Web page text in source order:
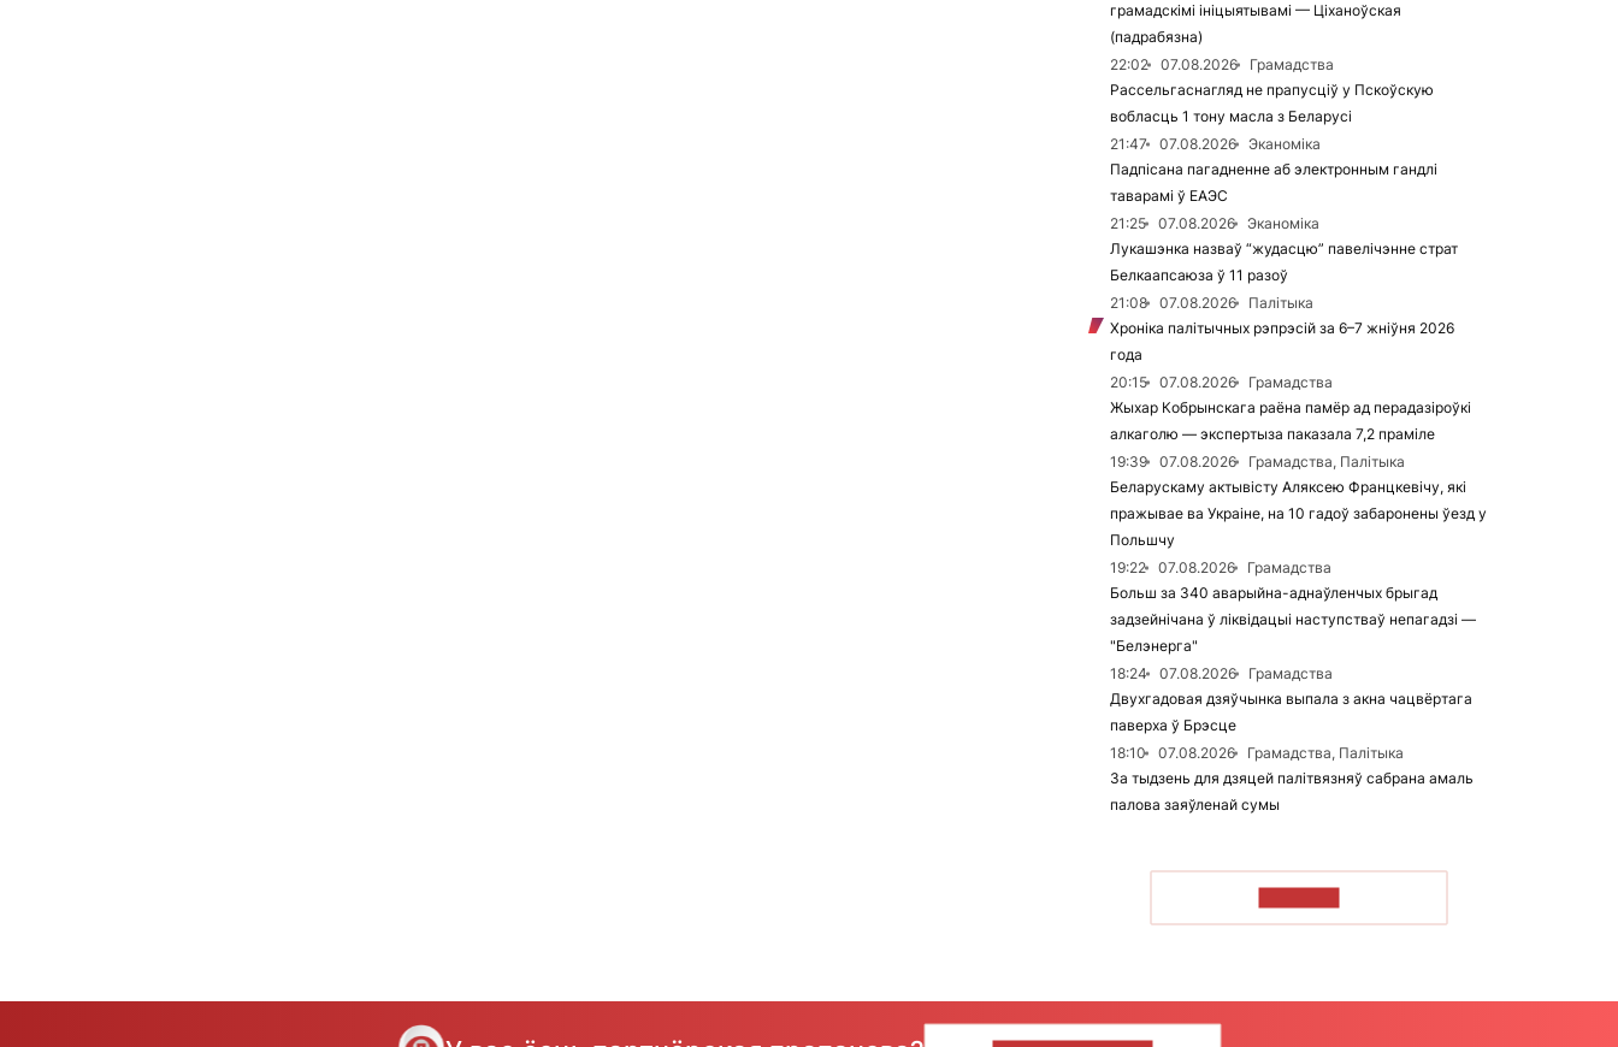
грамадскімі ініцыятывамі — Ціханоўская
(падрабязна)
22:02
07.08.2026
Грамадства
Рассельгаснагляд не прапусціў у Пскоўскую
вобласць 1 тону масла з Беларусі
21:47
07.08.2026
Эканоміка
Падпісана пагадненне аб электронным гандлі
таварамі ў ЕАЭС
21:25
07.08.2026
Эканоміка
Лукашэнка назваў “жудасцю” павелічэнне страт
Белкаапсаюза ў 11 разоў
21:08
07.08.2026
Палітыка
Хроніка палітычных рэпрэсій за 6–7 жніўня 2026
года
20:15
07.08.2026
Грамадства
Жыхар Кобрынскага раёна памёр ад перадазіроўкі
алкаголю — экспертыза паказала 7,2 праміле
19:39
07.08.2026
Грамадства, Палітыка
Беларускаму актывісту Аляксею Францкевічу, які
пражывае ва Украіне, на 10 гадоў забаронены ўезд у
Польшчу
19:22
07.08.2026
Грамадства
Больш за 340 аварыйна-аднаўленчых брыгад
задзейнічана ў ліквідацыі наступстваў непагадзі —
"Белэнерга"
18:24
07.08.2026
Грамадства
Двухгадовая дзяўчынка выпала з акна чацвёртага
паверха ў Брэсце
18:10
07.08.2026
Грамадства, Палітыка
За тыдзень для дзяцей палітвязняў сабрана амаль
палова заяўленай сумы